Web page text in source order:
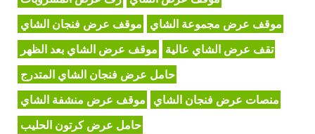
موقف عرض فنجان الشاي موقف عرض مجموعة الشاي
موقف عرض الشاي بعد الظهر تقف عرض الشاي عالية
حامل عرض فنجان الشاي المتدرج
موقف عرض منشفة الشاي منصات عرض فنجان الشاي
حامل عرض كرتون الحليب